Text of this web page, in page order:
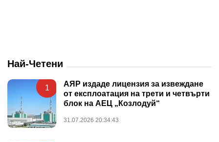
Най-Четени
1
АЯР издаде лицензия за извеждане
от експлоатация на трети и четвърти
блок на АЕЦ „Козлодуй“
31.07.2026 20:34:43